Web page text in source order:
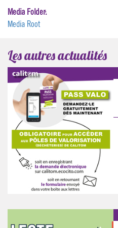
Media Folder:
Media Root
Les autres actualités